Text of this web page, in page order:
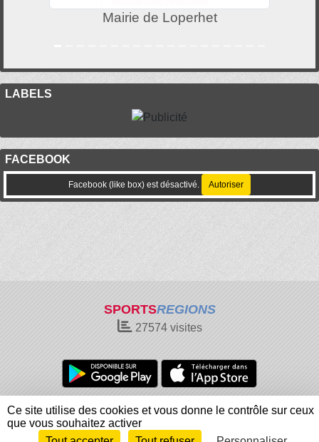
Mairie de Loperhet
LABELS
FACEBOOK
Facebook (like box) est désactivé. Autoriser
SPORTSREGIONS
27574visites
Charte cookies
Gestion des cookies
Informations légales
Signaler un contenu inapproprié
Ce site utilise des cookies et vous donne le contrôle sur ceux
que vous souhaitez activer